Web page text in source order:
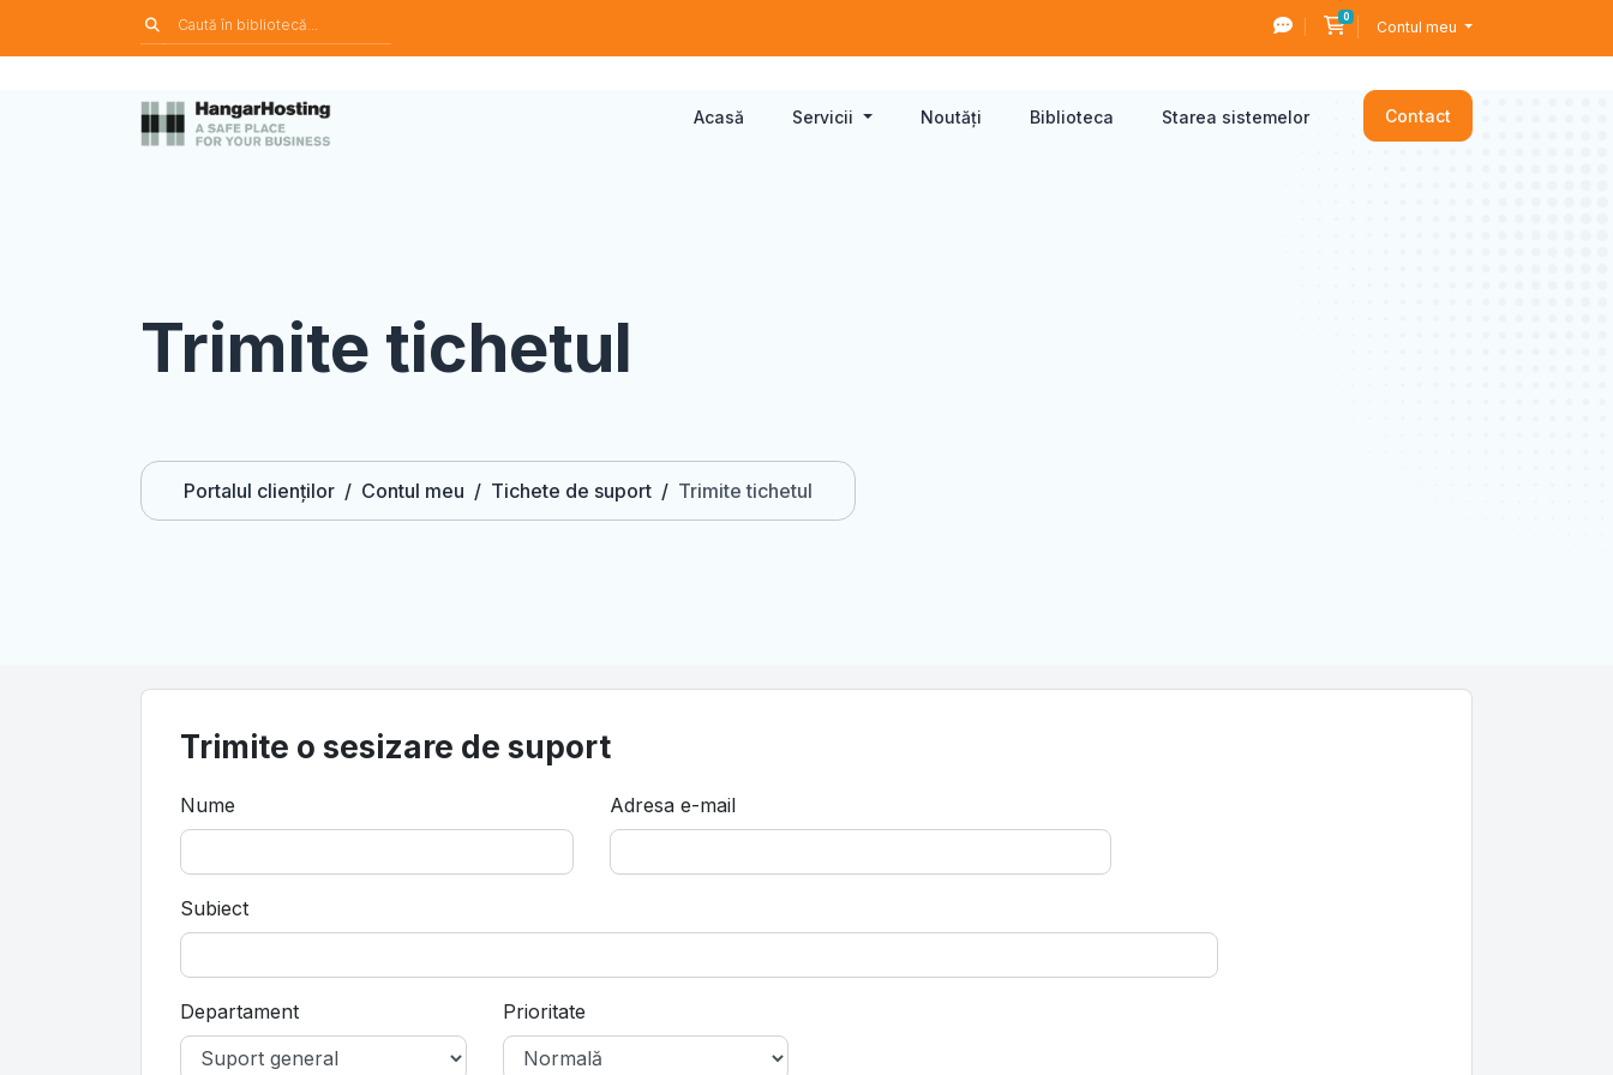
0Coș de cumpărături
Contul meu
Acasă Servicii Noutăți Biblioteca Starea sistemelor Contact
Trimite tichetul
Portalul clienților Contul meu Tichete de suport Trimite tichetul
Trimite o sesizare de suport
Nume Adresa e-mail
Subiect
Departament Prioritate